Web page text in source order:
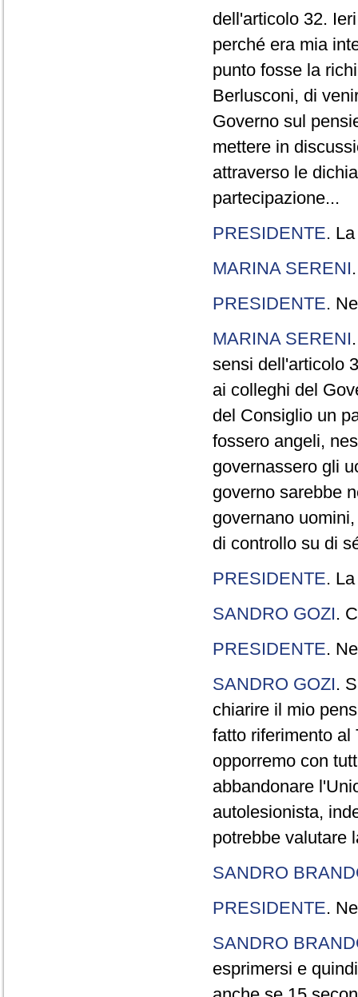
dell'articolo 32.
perché era mia
punto fosse la
Berlusconi, di
Governo sul
mettere in
attraverso le
partecipazione...
PRESIDENTE.
MARINA SERENI
PRESIDENTE.
MARINA SERENI
sensi dell'articolo
ai colleghi del
del Consiglio un
fossero angeli,
governassero gli
governo sarebbe
governano
di controllo su di
PRESIDENTE.
SANDRO GOZI.
PRESIDENTE.
SANDRO GOZI.
chiarire il mio
fatto riferimento al
opporremo con
abbandonare
autolesionista,
potrebbe valutare
SANDRO
PRESIDENTE.
SANDRO
esprimersi e